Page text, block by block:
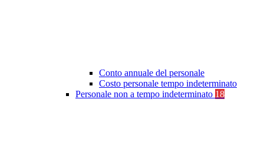
Conto annuale del personale
Costo personale tempo indeterminato
Personale non a tempo indeterminato 18